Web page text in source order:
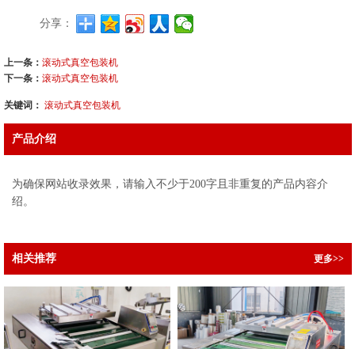
分享：
上一条： 滚动式真空包装机
下一条： 滚动式真空包装机
关键词： 滚动式真空包装机
产品介绍
为确保网站收录效果，请输入不少于200字且非重复的产品内容介
绍。
相关推荐 更多>>